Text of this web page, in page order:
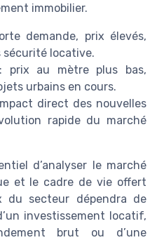
immobilier.
demande, prix élevés,
sécurité locative.
prix au mètre plus bas,
urbains en cours.
direct des nouvelles
rapide du marché
d’analyser le marché
et le cadre de vie offert
du secteur dépendra de
investissement locatif,
brut ou d’une